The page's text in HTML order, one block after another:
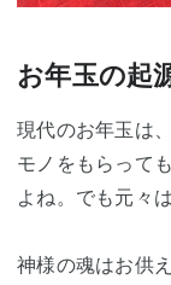
お年玉の起
現代のお年玉は
モノをもらって
よね。でも元々
神様の魂はお供